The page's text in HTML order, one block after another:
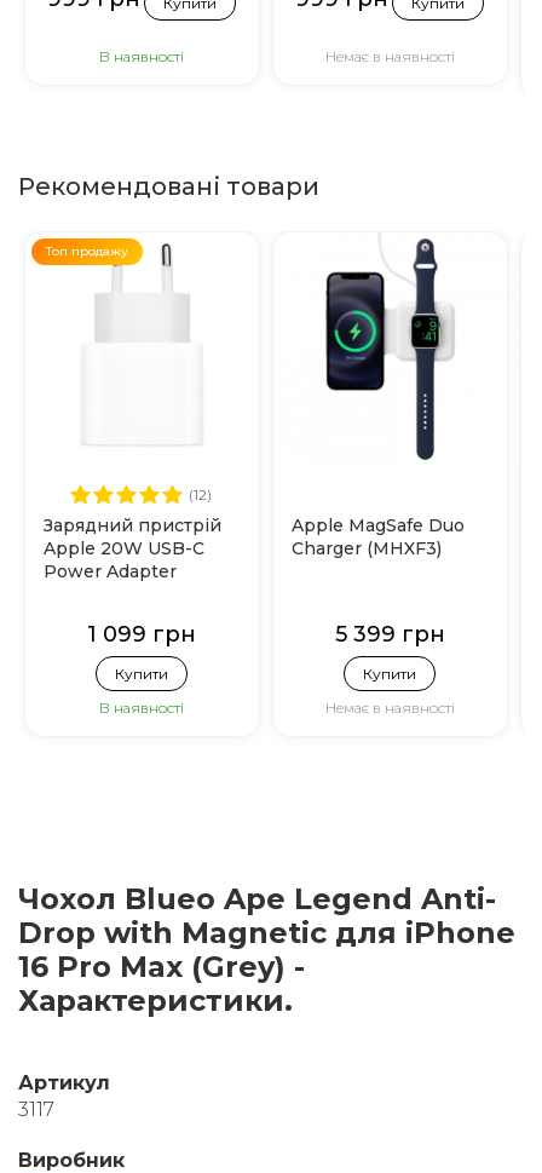
В наявності Немає в наявності
Рекомендовані товари
Топ продажу
(12)
Зарядний пристрій
Apple 20W USB-C
Power Adapter
1 099 грн
Купити
В наявності
Apple MagSafe Duo
Charger (MHXF3)
5 399 грн
Купити
Немає в наявності
Чохол Blueo Ape Legend Anti-
Drop with Magnetic для iPhone
16 Pro Max (Grey) -
Характеристики.
Артикул
3117
Виробник